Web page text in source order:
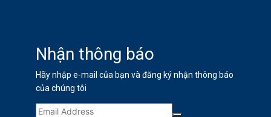
Nhận thông báo
Hãy nhập e-mail của bạn và đăng ký nhận thông báo
của chúng tôi